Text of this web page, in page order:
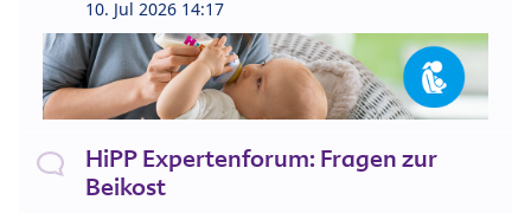
10. Jul 2026 14:17
HiPP Expertenforum: Fragen zur
Beikost